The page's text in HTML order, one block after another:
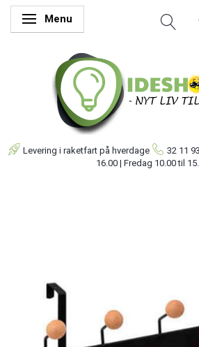
Skifte navigation
Menu
Levering i raketfart på hverdage 32 11
16.00 | Fredag 10.00 til